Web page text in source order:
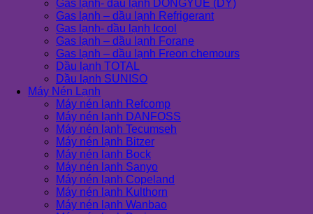
Gas lạnh- dầu lạnh DONGYUE (DY)
Gas lạnh – dầu lạnh Refrigerant
Gas lạnh- dầu lạnh Icool
Gas lạnh – dầu lạnh Forane
Gas lạnh – dầu lạnh Freon chemours
Dầu lạnh TOTAL
Dầu lạnh SUNISO
Máy Nén Lạnh
Máy nén lạnh Refcomp
Máy nén lạnh DANFOSS
Máy nén lạnh Tecumseh
Máy nén lạnh Bitzer
Máy nén lạnh Bock
Máy nén lạnh Sanyo
Máy nén lạnh Copeland
Máy nén lạnh Kulthorn
Máy nén lạnh Wanbao